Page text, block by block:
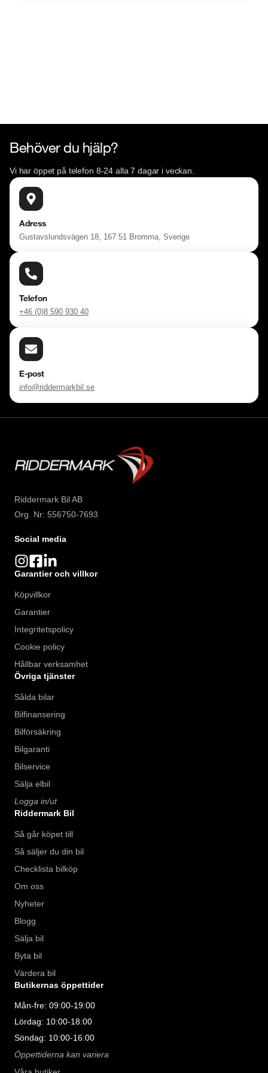
Behöver du hjälp?
Vi har öppet på telefon 8-24 alla 7 dagar i veckan.
Adress
Gustavslundsvägen 18, 167 51 Bromma, Sverige
Telefon
+46 (0)8 590 930 40
E-post
info@riddermarkbil.se
Riddermark Bil AB
Org. Nr: 556750-7693
Social media
Garantier och villkor
Köpvillkor
Garantier
Integritetspolicy
Cookie policy
Hållbar verksamhet
Övriga tjänster
Sålda bilar
Bilfinansering
Bilförsäkring
Bilgaranti
Bilservice
Sälja elbil
Logga in/ut
Riddermark Bil
Så går köpet till
Så säljer du din bil
Checklista bilköp
Om oss
Nyheter
Blogg
Sälja bil
Byta bil
Värdera bil
Butikernas öppettider
Mån-fre: 09:00-19:00
Lördag: 10:00-18:00
Söndag: 10:00-16:00
Öppettiderna kan variera